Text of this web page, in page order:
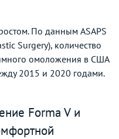
По данным ASAPS
Surgery), количество
омоложения в США
2015 и 2020 годами.
Forma V и